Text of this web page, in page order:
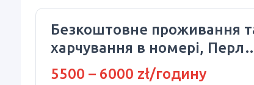
Безкоштовне проживання
харчування в номері, Перла
Маре.
5500 – 6000 zł/годину